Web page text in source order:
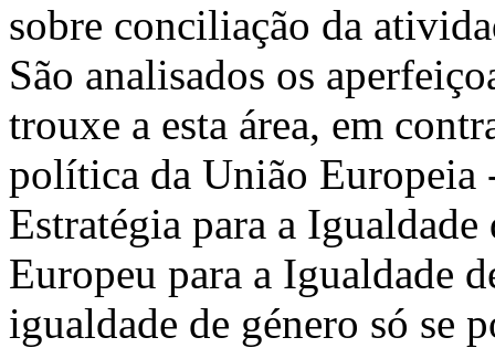
sobre conciliação da
São analisados os
trouxe a esta área, em
política da União Europeia
Estratégia para a
Europeu para a Igualdade
igualdade de género só se